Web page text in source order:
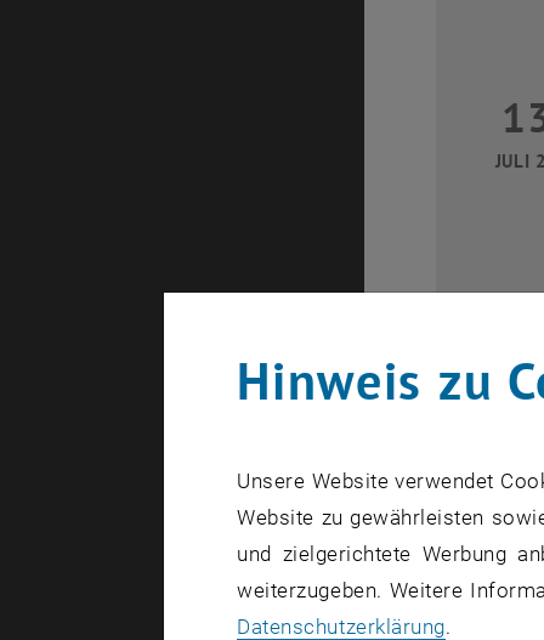
JULI
JULI
Hinweis zu
Unsere Website verwendet
Website zu gewährleisten
und zielgerichtete Werbung
weiterzugeben. Weitere
Datenschutzerklärung.